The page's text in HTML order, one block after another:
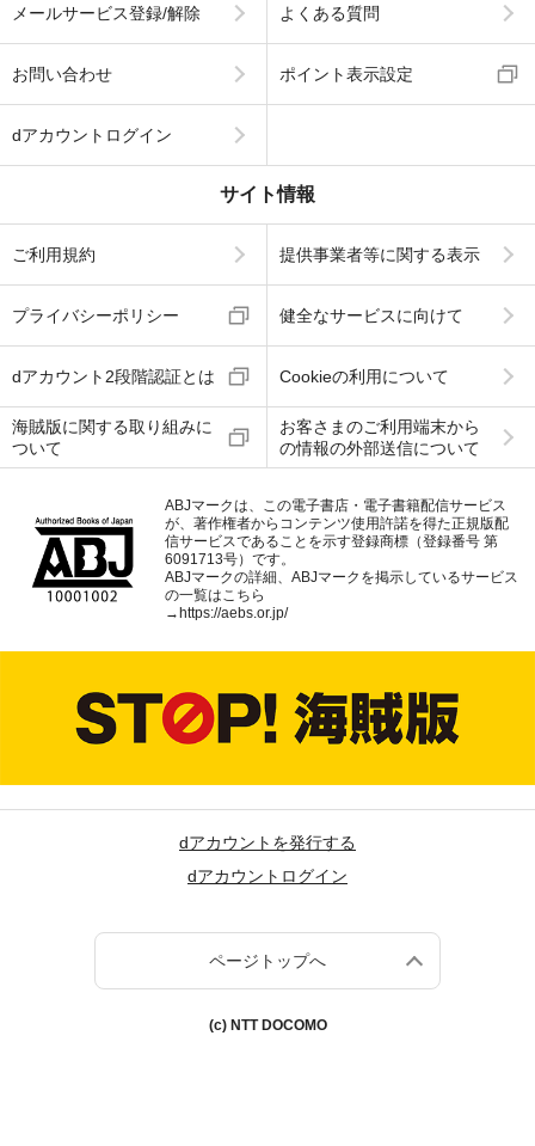
メールサービス登録/解除 よくある質問
お問い合わせ ポイント表示設定
dアカウントログイン
サイト情報
ご利用規約 提供事業者等に関する表示
プライバシーポリシー 健全なサービスに向けて
dアカウント2段階認証とは Cookieの利用について
海賊版に関する取り組みに
ついて
お客さまのご利用端末から
の情報の外部送信について
ABJマークは、この電子書店・電子書籍配信サービス
が、著作権者からコンテンツ使用許諾を得た正規版配
信サービスであることを示す登録商標（登録番号 第
6091713号）です。
ABJマークの詳細、ABJマークを掲示しているサービス
の一覧はこちら
→ https://aebs.or.jp/
dアカウントを発行する
dアカウントログイン
ページトップへ
(c) NTT DOCOMO